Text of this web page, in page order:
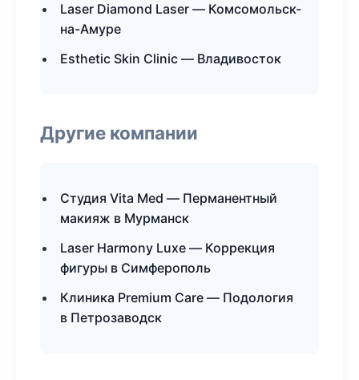
Laser Diamond Laser — Комсомольск-
на-Амуре
Esthetic Skin Clinic — Владивосток
Другие компании
Студия Vita Med — Перманентный
макияж в Мурманск
Laser Harmony Luxe — Коррекция
фигуры в Симферополь
Клиника Premium Care — Подология
в Петрозаводск